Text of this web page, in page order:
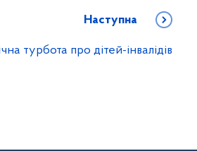
Наступна
турбота про дітей-інвалідів